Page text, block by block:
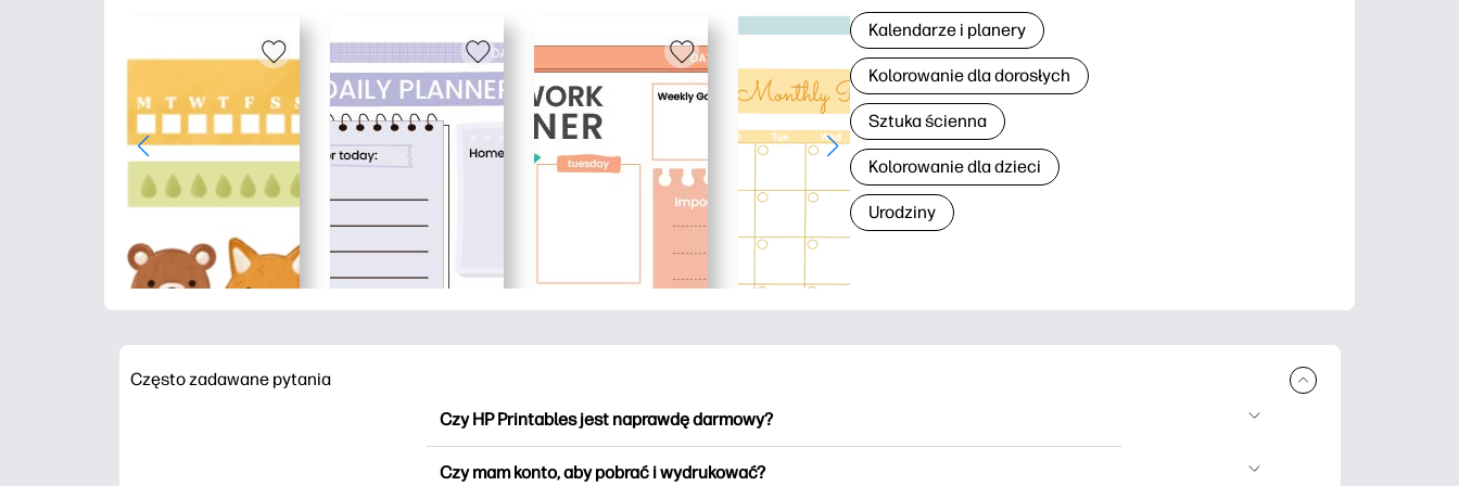
Kalendarze i planery
Kolorowanie dla dorosłych
Sztuka ścienna
Kolorowanie dla dzieci
Urodziny
Często zadawane pytania
Czy HP Printables jest naprawdę darmowy?
Czy mam konto, aby pobrać i wydrukować?